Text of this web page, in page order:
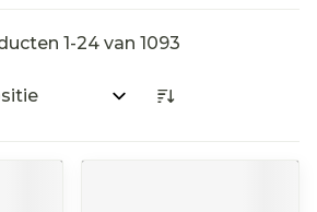
1-24van 1093
op: